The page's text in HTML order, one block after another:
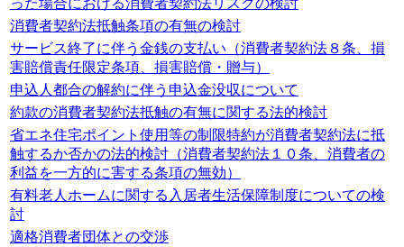
消費者契約法抵触条項の有無の検討
サービス終了に伴う金銭の支払い（消費者契約法８条、損
害賠償責任限定条項、損害賠償・贈与）
申込人都合の解約に伴う申込金没収について
約款の消費者契約法抵触の有無に関する法的検討
省エネ住宅ポイント使用等の制限特約が消費者契約法に抵
触するか否かの法的検討（消費者契約法１０条、消費者の
利益を一方的に害する条項の無効）
有料老人ホームに関する入居者生活保障制度についての検
討
適格消費者団体との交渉